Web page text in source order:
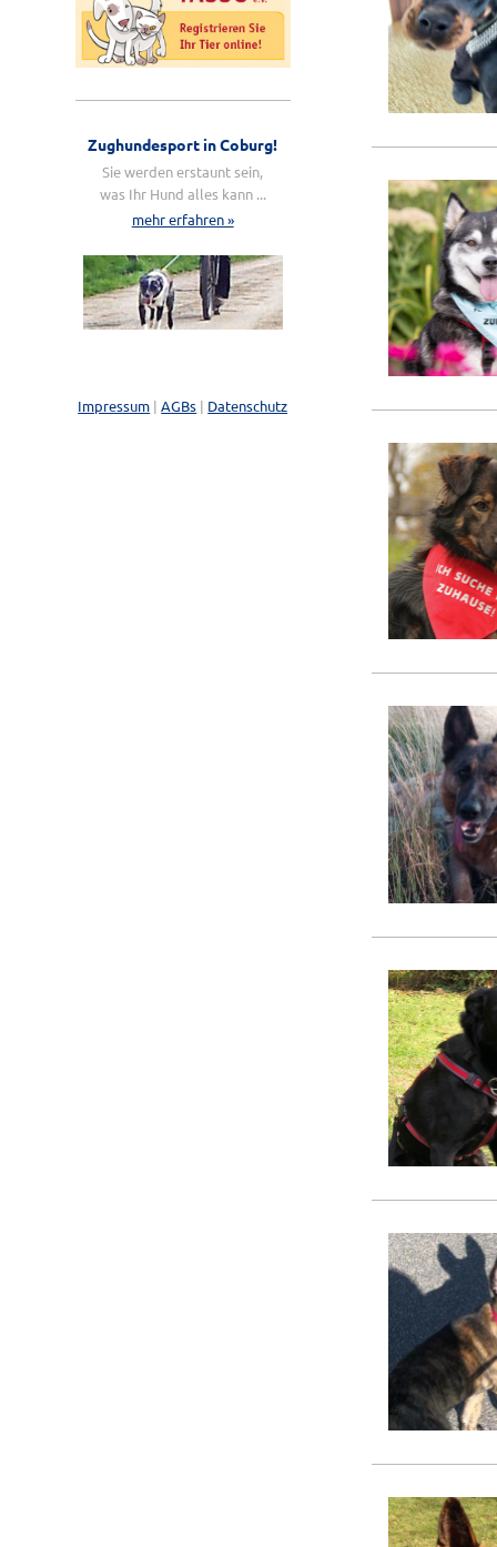
Zughundesport in Coburg!
Sie werden erstaunt sein,
was Ihr Hund alles kann ...
mehr erfahren »
Impressum |AGBs | Datenschutz